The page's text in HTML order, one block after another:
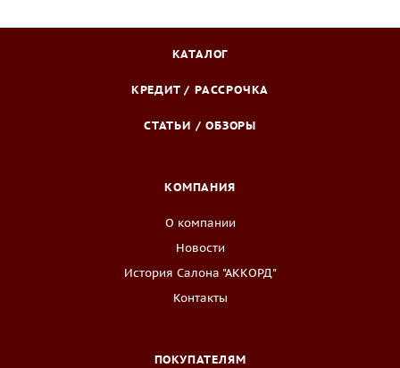
КАТАЛОГ
КРЕДИТ / РАССРОЧКА
СТАТЬИ / ОБЗОРЫ
КОМПАНИЯ
О компании
Новости
История Салона "АККОРД"
Контакты
ПОКУПАТЕЛЯМ